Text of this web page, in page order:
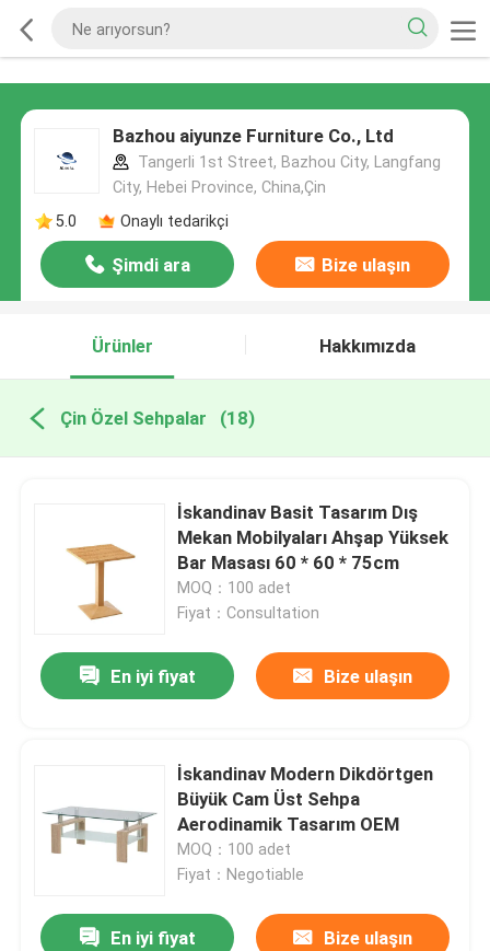
Bazhou aiyunze Furniture Co., Ltd
Tangerli 1st Street, Bazhou City, Langfang
City, Hebei Province, China,Çin
5.0
Onaylı tedarikçi
Şimdi ara Bize ulaşın
Ürünler Hakkımızda
Çin Özel Sehpalar (18)
İskandinav Basit Tasarım Dış
Mekan Mobilyaları Ahşap Yüksek
Bar Masası 60 * 60 * 75cm
MOQ：100 adet
Fiyat：Consultation
En iyi fiyat Bize ulaşın
İskandinav Modern Dikdörtgen
Büyük Cam Üst Sehpa
Aerodinamik Tasarım OEM
MOQ：100 adet
Fiyat：Negotiable
En iyi fiyat Bize ulaşın